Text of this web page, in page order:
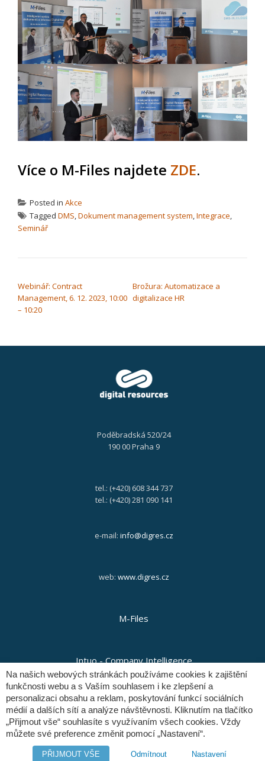
Více o M-Files najdete ZDE.
Posted in Akce
Tagged DMS,Dokument management system,Integrace,
Seminář
Webinář: Contract
Management, 6. 12. 2023, 10:00
– 10:20
Brožura: Automatizace a
digitalizace HR
Poděbradská 520/24
190 00 Praha 9
tel.: (+420) 608 344 737
tel.: (+420) 281 090 141
e-mail: info@digres.cz
web: www.digres.cz
M-Files
Intuo - Company Intelligence
Orange Solutions
Copyright © Digital Resources a.s.
Na našich webových stránkách používáme cookies k zajištění
funkčnosti webu a s Vaším souhlasem i ke zlepšení a
personalizaci obsahu a reklam, poskytování funkcí sociálních
médií a dalších sítí a analýze návštěvnosti. Kliknutím na tlačítko
„Přijmout vše“ souhlasíte s využívaním všech cookies. Vždy
můžete své preference změnit pomocí „Nastavení“.
PŘIJMOUT VŠE Odmítnout Nastavení